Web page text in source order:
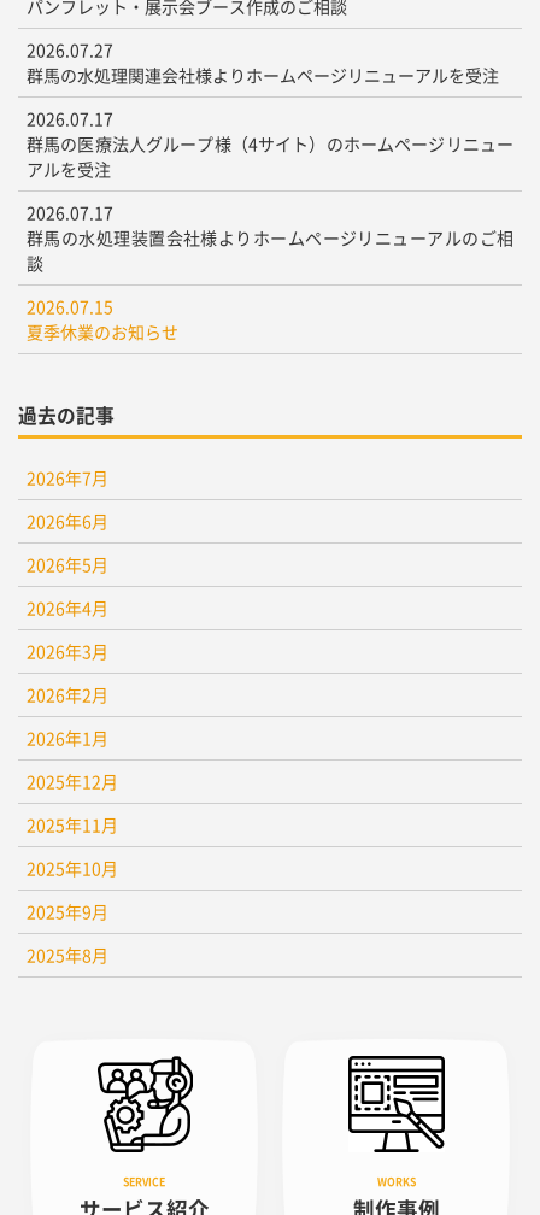
パンフレット・展示会ブース作成のご相談
2026.07.27
群馬の水処理関連会社様よりホームページリニューアルを受注
2026.07.17
群馬の医療法人グループ様（4サイト）のホームページリニュー
アルを受注
2026.07.17
群馬の水処理装置会社様よりホームページリニューアルのご相
談
2026.07.15
夏季休業のお知らせ
過去の記事
2026年7月
2026年6月
2026年5月
2026年4月
2026年3月
2026年2月
2026年1月
2025年12月
2025年11月
2025年10月
2025年9月
2025年8月